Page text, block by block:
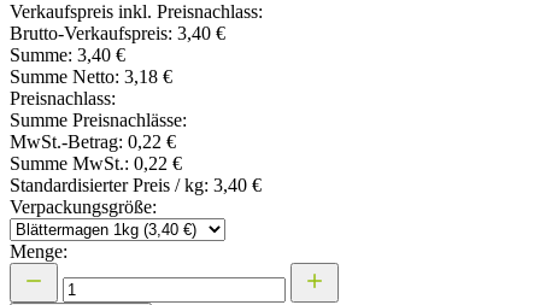
Verkaufspreis inkl. Preisnachlass:
Brutto-Verkaufspreis: 3,40 €
Summe: 3,40 €
Summe Netto: 3,18 €
Preisnachlass:
Summe Preisnachlässe:
MwSt.-Betrag: 0,22 €
Summe MwSt.: 0,22 €
Standardisierter Preis / kg: 3,40 €
Verpackungsgröße:
Menge: